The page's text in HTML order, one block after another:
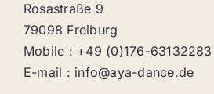
Rosastraße 9
79098 Freiburg
Mobile : +49 (0)176-63132283
E-mail : info@aya-dance.de